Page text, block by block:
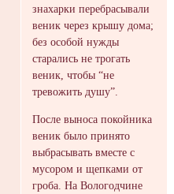
знахарки перебрасывали
веник через крышу дома;
без особой нужды
старались не трогать
веник, чтобы “не
тревожить душу”.
После выноса покойника
веник было принято
выбрасывать вместе с
мусором и щепками от
гроба. На Вологодчине